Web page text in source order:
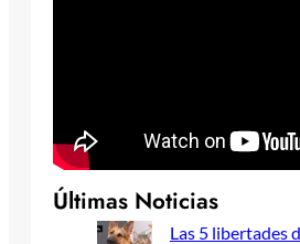
Últimas Noticias
Las 5 libertades